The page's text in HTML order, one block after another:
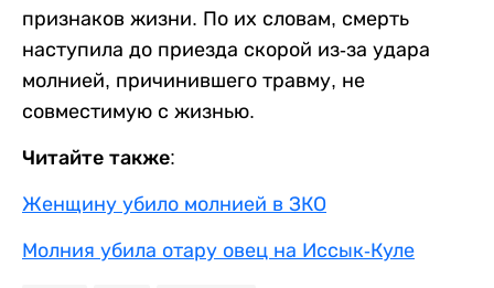
признаков жизни. По их словам, смерть
наступила до приезда скорой из-за удара
молнией, причинившего травму, не
совместимую с жизнью.
Читайте также:
Женщину убило молнией в ЗКО
Молния убила отару овец на Иссык-Куле